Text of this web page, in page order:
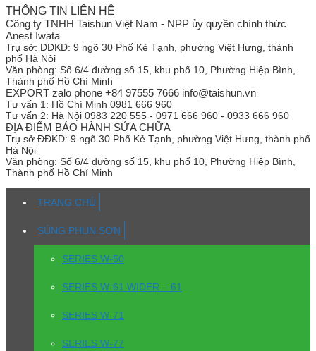
THÔNG TIN LIÊN HỆ
Công ty TNHH Taishun Việt Nam - NPP ủy quyền chính thức
Anest Iwata
Trụ sở: ĐĐKD: 9 ngõ 30 Phố Kẻ Tạnh, phường Việt Hưng, thành
phố Hà Nội
Văn phòng: Số 6/4 đường số 15, khu phố 10, Phường Hiệp Bình,
Thành phố Hồ Chí Minh
EXPORT zalo phone +84 97555 7666 info@taishun.vn
Tư vấn 1: Hồ Chí Minh 0981 666 960
Tư vấn 2: Hà Nội 0983 220 555 - 0971 666 960 - 0933 666 960
ĐỊA ĐIỂM BẢO HÀNH SỬA CHỮA
Trụ sở ĐĐKD: 9 ngõ 30 Phố Kẻ Tạnh, phường Việt Hưng, thành phố
Hà Nội
Văn phòng: Số 6/4 đường số 15, khu phố 10, Phường Hiệp Bình,
Thành phố Hồ Chí Minh
TRANG CHỦ
SÚNG PHUN SƠN
SERIES W-50
SERIES W-61 WIDER – 61
SERIES W-71
SERIES W-77